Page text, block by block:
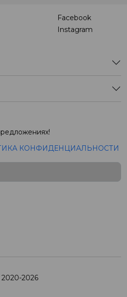
Facebook
Instagram
КОНФИДЕНЦИАЛЬНОСТИ
2026